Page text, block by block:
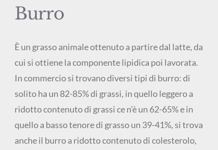
Burro
È un grasso animale ottenuto a partire dal latte, da
cui si ottiene la componente lipidica poi lavorata.
In commercio si trovano diversi tipi di burro: di
solito ha un 82-85% di grassi, in quello leggero a
ridotto contenuto di grassi ce n’è un 62-65% e in
quello a basso tenore di grasso un 39-41%, si trova
anche il burro a ridotto contenuto di colesterolo,